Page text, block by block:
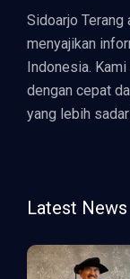
Sidoarjo Terang
menyajikan
Indonesia.
dengan cepat
yang lebih
Latest News